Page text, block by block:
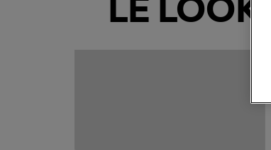
LE LOOK